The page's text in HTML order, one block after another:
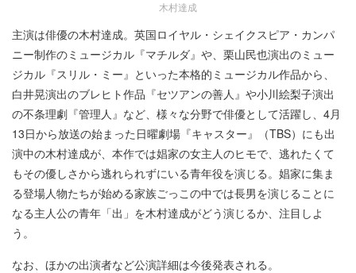
木村達成
主演は俳優の木村達成。英国ロイヤル・シェイクスピア・カンパ
ニー制作のミュージカル『マチルダ』や、栗山民也演出のミュー
ジカル『スリル・ミー』といった本格的ミュージカル作品から、
白井晃演出のブレヒト作品『セツアンの善人』や小川絵梨子演出
の不条理劇『管理人』など、様々な分野で俳優として活躍し、4月
13日から放送の始まった日曜劇場『キャスター』（TBS）にも出
演中の木村達成が、本作では娼家の女主人のヒモで、逃れたくて
もその優しさから逃れられずにいる青年役を演じる。娼家に集ま
る登場人物たちが始める家族ごっこの中では長男を演じることに
なる主人公の青年「出」を木村達成がどう演じるか、注目しよ
う。
なお、ほかの出演者など公演詳細は今後発表される。